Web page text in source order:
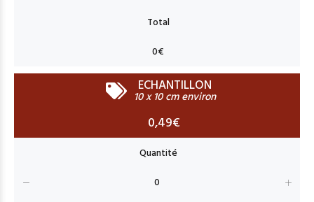
ECHANTILLON
10 x 10 cm environ
0,49€